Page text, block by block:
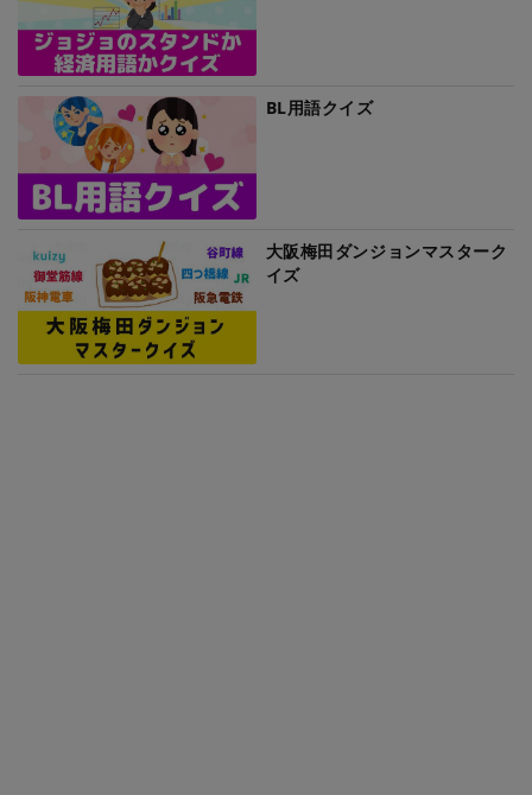
BL用語クイズ
大阪梅田ダンジョンマスターク
イズ